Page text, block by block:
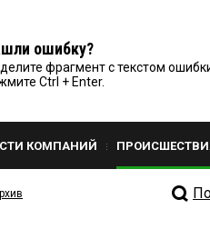
ошибку?
фрагмент с текстом
Ctrl + Enter.
КОМПАНИЙ